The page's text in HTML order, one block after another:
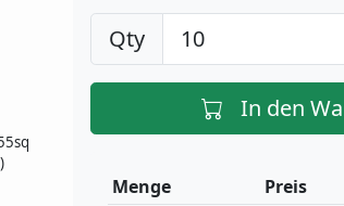
Qty
In den
Menge Preis